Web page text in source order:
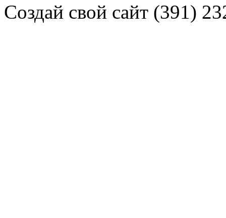
Создай свой сайт (391)